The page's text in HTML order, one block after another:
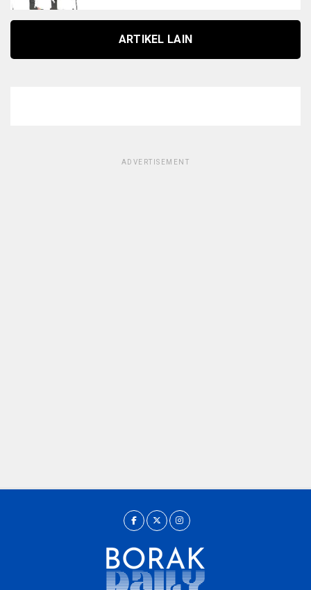
ARTIKEL LAIN
ADVERTISEMENT